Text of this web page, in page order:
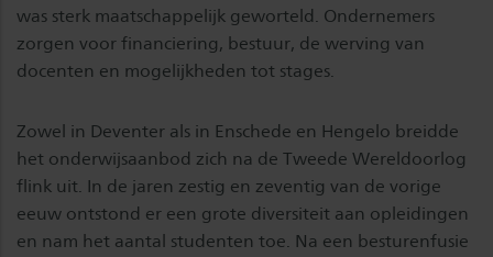
was sterk maatschappelijk geworteld. Ondernemers
zorgen voor financiering, bestuur, de werving van
docenten en mogelijkheden tot stages.
Zowel in Deventer als in Enschede en Hengelo breidde
het onderwijsaanbod zich na de Tweede Wereldoorlog
flink uit. In de jaren zestig en zeventig van de vorige
eeuw ontstond er een grote diversiteit aan opleidingen
en nam het aantal studenten toe. Na een besturenfusie